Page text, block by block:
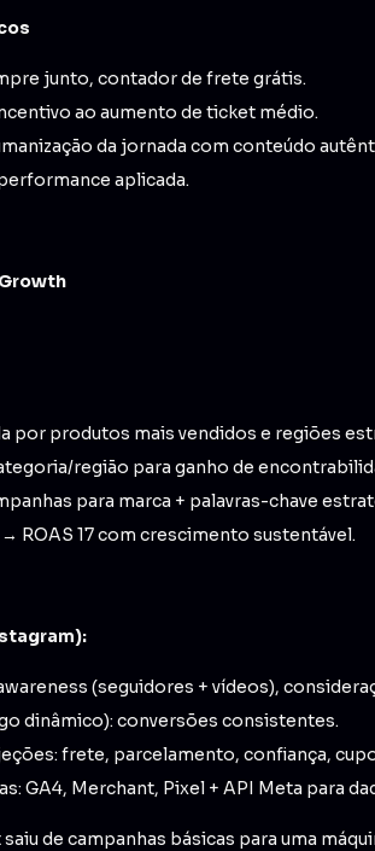
junto, contador de frete grátis.
ao aumento de ticket médio.
da jornada com conteúdo
aplicada.
por produtos mais vendidos e regiões
região para ganho de
para marca + palavras-chave
ROAS 17 com crescimento sustentável.
(seguidores + vídeos),
dinâmico): conversões consistentes.
frete, parcelamento, confiança,
GA4, Merchant, Pixel + API Meta para
de campanhas básicas para uma